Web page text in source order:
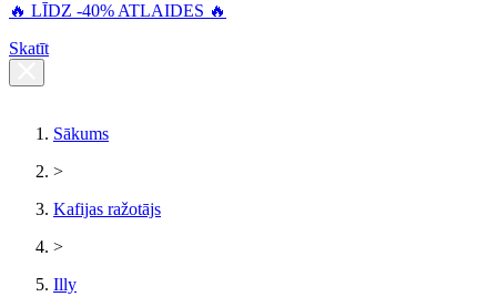
🔥 LĪDZ -40% ATLAIDES 🔥
Skatīt
Sākums
>
Kafijas ražotājs
>
Illy